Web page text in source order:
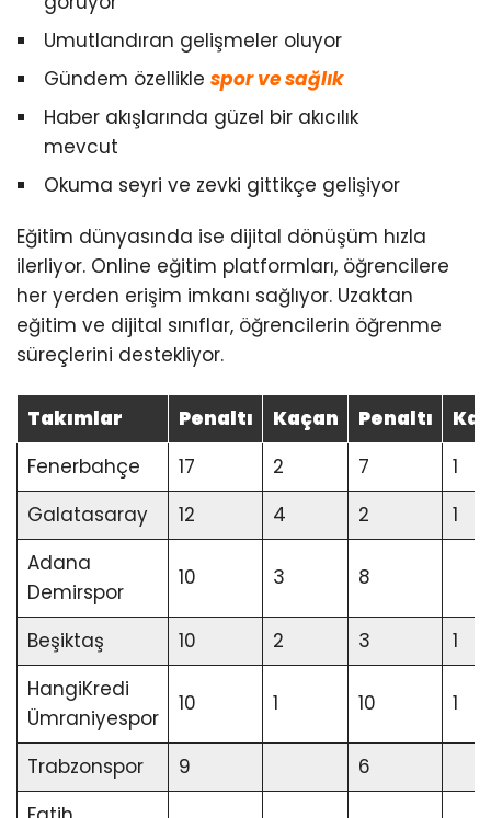
Umutlandıran gelişmeler oluyor
Gündem özellikle spor ve sağlık
Haber akışlarında güzel bir akıcılık
mevcut
Okuma seyri ve zevki gittikçe gelişiyor
Eğitim dünyasında ise dijital dönüşüm hızla
ilerliyor. Online eğitim platformları, öğrencilere
her yerden erişim imkanı sağlıyor. Uzaktan
eğitim ve dijital sınıflar, öğrencilerin öğrenme
süreçlerini destekliyor.
Takımlar Penaltı Kaçan Penaltı
Fenerbahçe
17 2 7
1
Galatasaray
12 4 2
1
Adana
Demirspor
10 3 8
Beşiktaş 10 2 3
1
HangiKredi
Ümraniyespor
10 1 10 1
Trabzonspor 9
6